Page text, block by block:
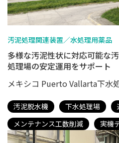
汚泥処理関連装置／水処理用薬品
多様な汚泥性状に対応可能な
処理場の安定運用をサポート
メキシコ Puerto Vallarta下水
汚泥脱水機 下水処理場
メンテナンス工数削減
実機